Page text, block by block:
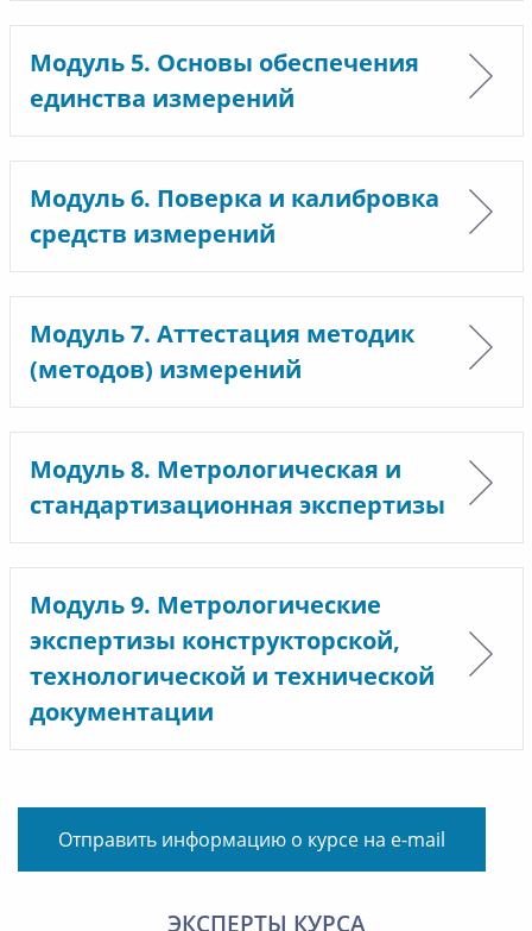
Модуль 5. Основы обеспечения
единства измерений
Модуль 6. Поверка и калибровка
средств измерений
Модуль 7. Аттестация методик
(методов) измерений
Модуль 8. Метрологическая и
стандартизационная экспертизы
Модуль 9. Метрологические
экспертизы конструкторской,
технологической и технической
документации
Отправить информацию о курсе на e-mail
ЭКСПЕРТЫ КУРСА